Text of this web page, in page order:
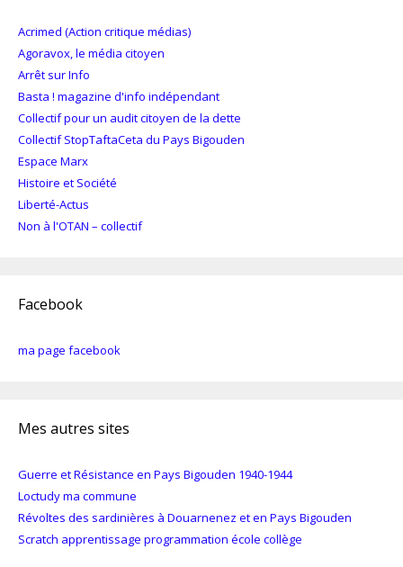
Acrimed (Action critique médias)
Agoravox, le média citoyen
Arrêt sur Info
Basta ! magazine d'info indépendant
Collectif pour un audit citoyen de la dette
Collectif StopTaftaCeta du Pays Bigouden
Espace Marx
Histoire et Société
Liberté-Actus
Non à l'OTAN – collectif
Facebook
ma page facebook
Mes autres sites
Guerre et Résistance en Pays Bigouden 1940-1944
Loctudy ma commune
Révoltes des sardinières à Douarnenez et en Pays Bigouden
Scratch apprentissage programmation école collège